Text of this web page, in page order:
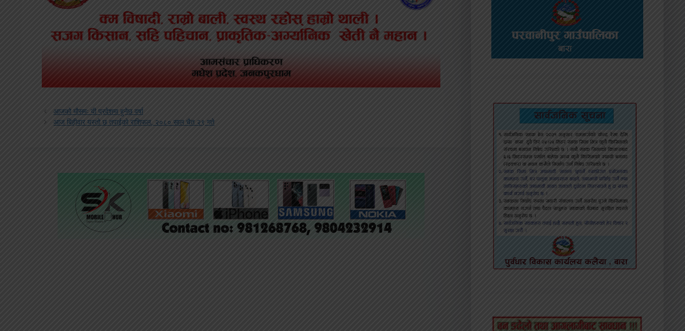
आजको मौसमः यी प्रदेशमा हुनेछ वर्षा
आज बिहीवार यस्तो छ तपाईको राशिफल, २०८० साल चैत २९ गते